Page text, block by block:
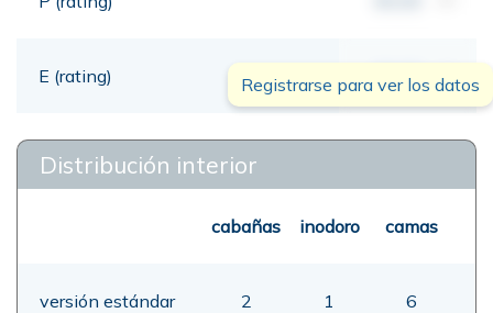
E (rating) 00,00 mt
Registrarse para ver los datos
Distribución interior
cabañas inodoro camas
versión estándar 2 1 6